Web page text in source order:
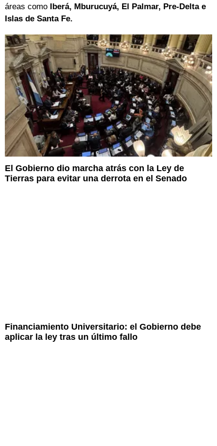
áreas como Iberá, Mburucuyá, El Palmar, Pre-Delta e
Islas de Santa Fe.
El Gobierno dio marcha atrás con la Ley de
Tierras para evitar una derrota en el Senado
Financiamiento Universitario: el Gobierno debe
aplicar la ley tras un último fallo